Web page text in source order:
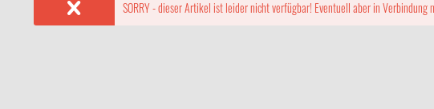
SORRY - dieser Artikel ist leider nicht verfügbar! Eventuell aber in